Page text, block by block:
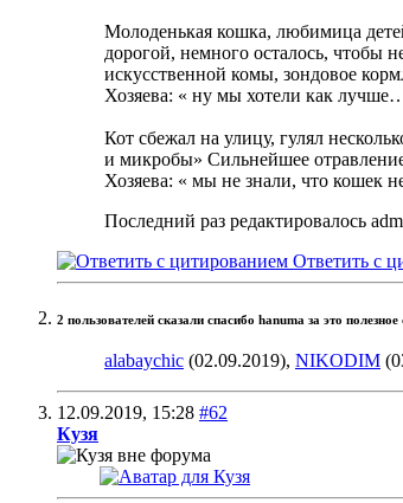
Молоденькая кошка, любимица
дорогой, немного осталось, чтобы
искусственной комы, зондовое
Хозяева: « ну мы хотели как
Кот сбежал на улицу, гулял
и микробы» Сильнейшее
Хозяева: « мы не знали, что кошек
Последний раз редактировалось
Ответить с
2 пользователей сказали cпасибо hanuma за это
alabaychic (02.09.2019), NIKODIM
12.09.2019, 15:28 #62
Кузя